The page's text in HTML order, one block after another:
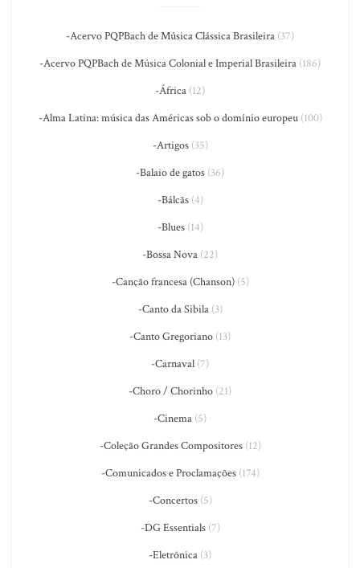
-Acervo PQPBach de Música Clássica Brasileira (37)
-Acervo PQPBach de Música Colonial e Imperial Brasileira (186)
-África (12)
-Alma Latina: música das Américas sob o domínio europeu(100)
-Artigos(35)
-Balaio de gatos (36)
-Bálcãs(4)
-Blues(14)
-Bossa Nova (22)
-Canção francesa (Chanson)(5)
-Canto da Sibila(3)
-Canto Gregoriano (13)
-Carnaval (7)
-Choro / Chorinho (21)
-Cinema (5)
-Coleção Grandes Compositores(12)
-Comunicados e Proclamações(174)
-Concertos(5)
-DG Essentials(7)
-Eletrônica (3)